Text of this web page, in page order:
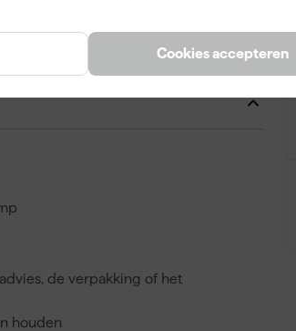
Cookies accepteren
225 ml
de verpakking of het
houden